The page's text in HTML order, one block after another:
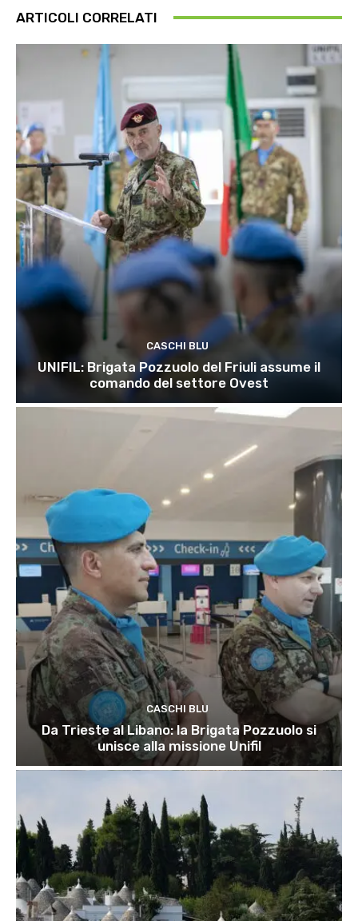
ARTICOLI CORRELATI
CASCHI BLU
UNIFIL: Brigata Pozzuolo del Friuli assume il
comando del settore Ovest
CASCHI BLU
Da Trieste al Libano: la Brigata Pozzuolo si
unisce alla missione Unifil